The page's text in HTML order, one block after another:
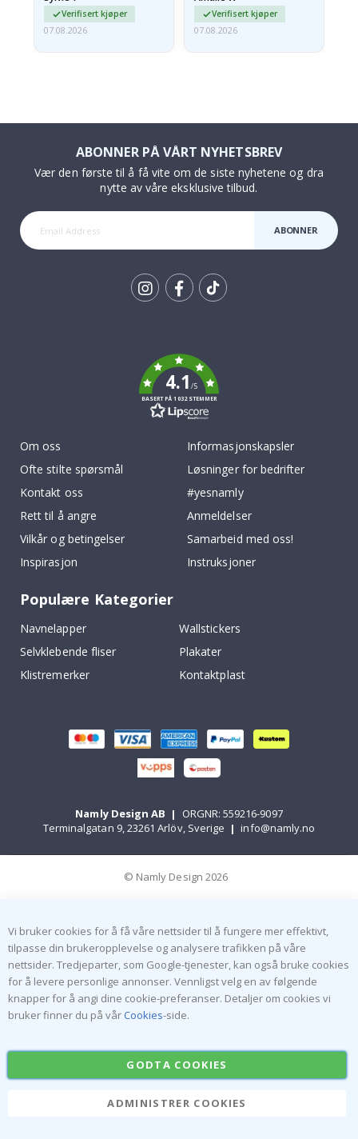
Verifisert kjøper
07.08.2026
Verifisert kjøper
07.08.2026
ABONNER PÅ VÅRT NYHETSBREV
Vær den første til å få vite om de siste nyhetene og dra
nytte av våre eksklusive tilbud.
ABONNER
4.1/5
BASERT PÅ 1032 STEMMER
Om oss
Ofte stilte spørsmål
Kontakt oss
Rett til å angre
Vilkår og betingelser
Inspirasjon
Informasjonskapsler
Løsninger for bedrifter
#yesnamly
Anmeldelser
Samarbeid med oss!
Instruksjoner
Populære Kategorier
Navnelapper
Wallstickers
Selvklebende fliser
Plakater
Klistremerker
Kontaktplast
Namly Design AB |
ORGNR: 559216-9097
Terminalgatan 9, 23261 Arlöv, Sverige | info@namly.no
© Namly Design 2026
Vi bruker cookies for å få våre nettsider til å fungere mer effektivt,
tilpasse din brukeropplevelse og analysere trafikken på våre
nettsider. Tredjeparter, som Google-tjenester, kan også bruke cookies
for å levere personlige annonser. Vennligst velg en av følgende
knapper for å angi dine cookie-preferanser. Detaljer om cookies vi
bruker finner du på vår Cookies-side.
GODTA COOKIES
ADMINISTRER COOKIES